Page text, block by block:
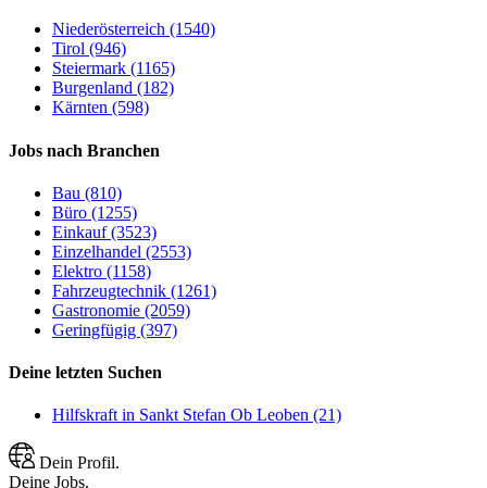
Niederösterreich (1540)
Tirol (946)
Steiermark (1165)
Burgenland (182)
Kärnten (598)
Jobs nach Branchen
Bau (810)
Büro (1255)
Einkauf (3523)
Einzelhandel (2553)
Elektro (1158)
Fahrzeugtechnik (1261)
Gastronomie (2059)
Geringfügig (397)
Deine letzten Suchen
Hilfskraft in Sankt Stefan Ob Leoben (21)
Dein Profil.
Deine Jobs.